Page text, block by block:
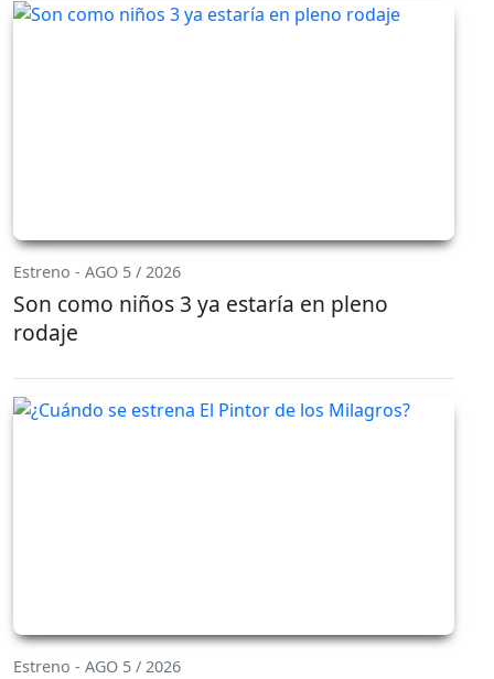
Estreno - AGO 5 / 2026
Son como niños 3 ya estaría en pleno
rodaje
Estreno - AGO 5 / 2026